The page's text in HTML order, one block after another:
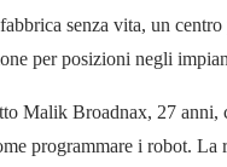
senza vita, un
per posizioni negli
Malik Broadnax, 27
programmare i robot. La